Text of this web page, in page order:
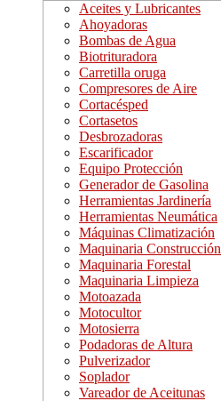
Aceites y Lubricantes
Ahoyadoras
Bombas de Agua
Biotrituradora
Carretilla oruga
Compresores de Aire
Cortacésped
Cortasetos
Desbrozadoras
Escarificador
Equipo Protección
Generador de Gasolina
Herramientas Jardinería
Herramientas Neumática
Máquinas Climatización
Maquinaria Construcción
Maquinaria Forestal
Maquinaria Limpieza
Motoazada
Motocultor
Motosierra
Podadoras de Altura
Pulverizador
Soplador
Vareador de Aceitunas